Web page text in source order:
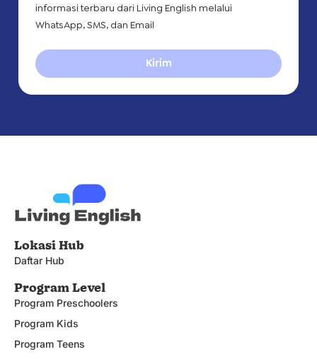
informasi terbaru dari Living English melalui
WhatsApp, SMS, dan Email
Kirim
Lokasi Hub
Daftar Hub
Program Level
Program Preschoolers
Program Kids
Program Teens